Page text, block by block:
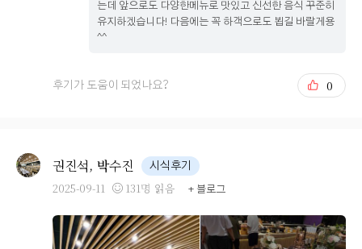
포레스냅 외 않헤? 신부입장 전 작가님이 찍어주신 저희가
준비한 식전 식중영상도 문제 없이 잘 재생이 되었구요 본
던 것 같아요 본식 후기 식사 하객분들이 가장 기대하실 식
다 하고 나오니 저녁 6시가 되었더라구요 저희가 하객분들
께 인사하는데 시간이 좀 걸려서 정산까지도 오래 걸린 것
다 가져갔는데 계약서대로 정산 진행해주시니 걱정하실 필
요 없습니다​ 정산 때 반드시 장부 잘 챙기기 !!!!!! 엑셀로 입
고 먹었어요 전체적으로 첫식이다보니 음식들이 따뜻한 상
태였고 전종류들도 앞에서 바로 부쳐주시고 튀김도 바로해
종류들이 정~~말 많아서 앞에서 한참 고민한거 같아요.
디저트 종류들도 케익부터 마시멜로우 까지 많았고 저는
고 제 1등은 육회와 갈비탕 그리고 젤라또인거같아요!ㅎㅎ
젤라또..........종류늘려주세요 너무 맛있엇어요!ㅎ헤헤
는데 앞으로도 다양한메뉴로 맛있고 신선한 음식 꾸준히
유지하겠습니다! 다음에는 꼭 하객으로도 뵙길 바랄게용
^^
후기가 도움이 되었나요? 0
권진석, 박수진 시식후기
2025-09-11 131명 읽음 + 블로그